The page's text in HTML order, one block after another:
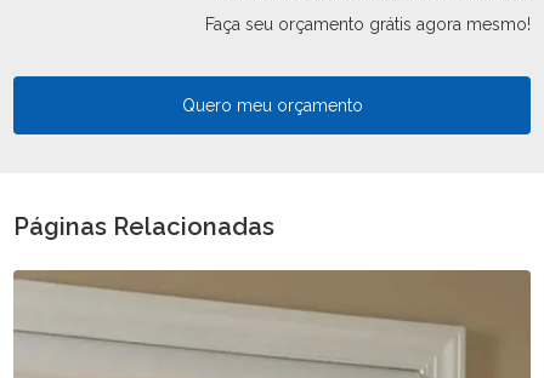
Faça seu orçamento grátis agora mesmo!
Quero meu orçamento
Páginas Relacionadas